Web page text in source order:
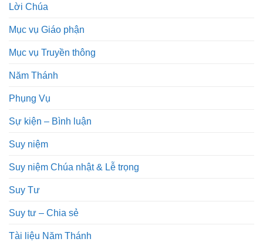
Lời Chúa
Mục vụ Giáo phận
Mục vụ Truyền thông
Năm Thánh
Phụng Vụ
Sự kiện – Bình luận
Suy niệm
Suy niệm Chúa nhật & Lễ trọng
Suy Tư
Suy tư – Chia sẻ
Tài liệu Năm Thánh